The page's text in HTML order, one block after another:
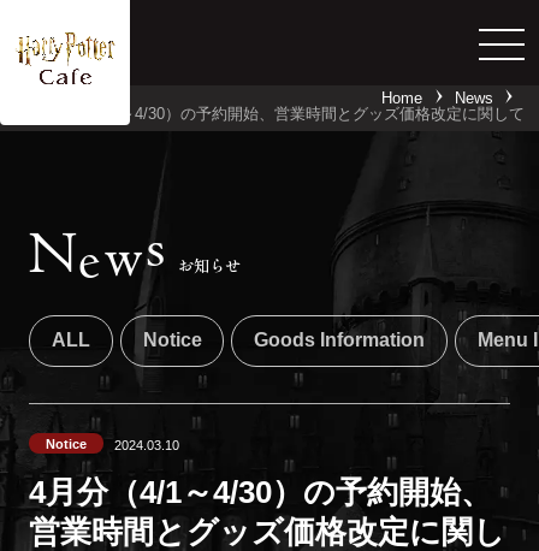
Home
News
4月分（4/1～4/30）の予約開始、営業時間とグッズ価格改定に関して
News お知らせ
ALL Notice Goods Information Menu
Notice 2024.03.10
4月分（4/1～4/30）の予約開始、
営業時間とグッズ価格改定に関し